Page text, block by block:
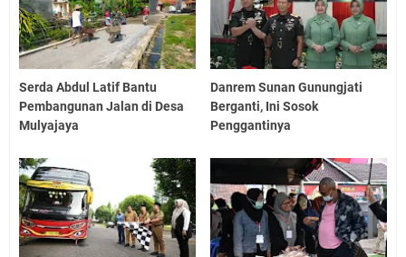
Serda Abdul Latif Bantu
Pembangunan Jalan di Desa
Mulyajaya
Danrem Sunan Gunungjati
Berganti, Ini Sosok
Penggantinya